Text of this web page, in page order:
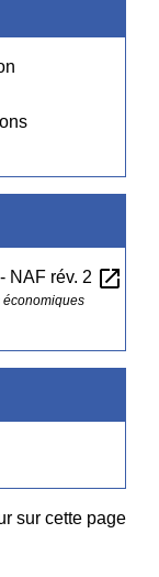
NAF rév. 2 open_in_new
économiques
sur cette page